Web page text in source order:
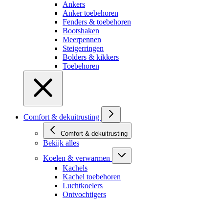
Ankers
Anker toebehoren
Fenders & toebehoren
Bootshaken
Meerpennen
Steigerringen
Bolders & kikkers
Toebehoren
Comfort & dekuitrusting
Comfort & dekuitrusting
Bekijk alles
Koelen & verwarmen
Kachels
Kachel toebehoren
Luchtkoelers
Ontvochtigers